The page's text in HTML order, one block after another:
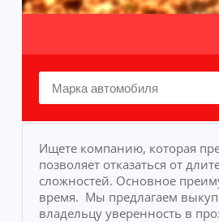
Ищете компанию, которая
позволяет отказаться от
сложностей. Основное
время. Мы предлагаем
владельцу уверенность в